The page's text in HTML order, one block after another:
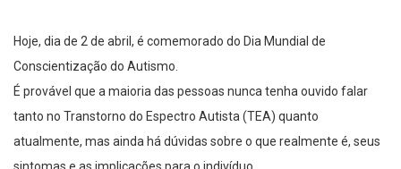
Hoje, dia de 2 de abril, é comemorado do Dia Mundial de
Conscientização do Autismo.
É provável que a maioria das pessoas nunca tenha ouvido falar
tanto no Transtorno do Espectro Autista (TEA) quanto
atualmente, mas ainda há dúvidas sobre o que realmente é, seus
sintomas e as implicações para o indivíduo.